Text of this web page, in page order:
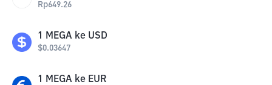
Rp649.26
1 MEGA ke USD
$0.03647
1 MEGA ke EUR